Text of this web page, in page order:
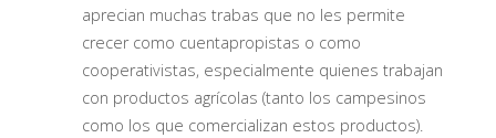
aprecian muchas trabas que no les permite
crecer como cuentapropistas o como
cooperativistas, especialmente quienes trabajan
con productos agrícolas (tanto los campesinos
como los que comercializan estos productos).